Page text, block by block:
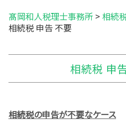
髙岡和人税理士事務所 > 相続
相続税 申告 不要
相続税 申
相続税の申告が不要なケース